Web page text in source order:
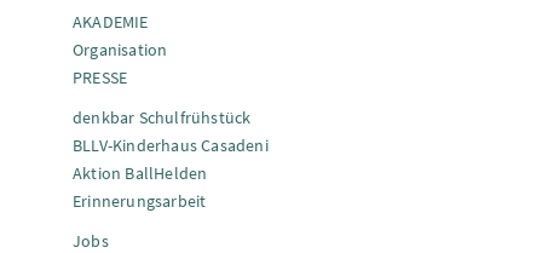
AKADEMIE
Organisation
PRESSE
denkbar Schulfrühstück
BLLV-Kinderhaus Casadeni
Aktion BallHelden
Erinnerungsarbeit
Jobs